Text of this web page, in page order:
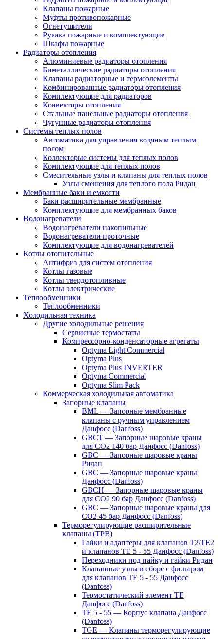
Клапаны пожарные
Муфты противопожарные
Огнетушители
Рукава пожарные и комплектующие
Шкафы пожарные
Радиаторы отопления
Алюминиевые радиаторы отопления
Биметаллические радиаторы отопления
Клапаны радиаторные и термоэлементы
Комбинированные радиаторы отопления
Комплектующие для радиаторов
Конвекторы отопления
Стальные панельные радиаторы отопления
Чугунные радиаторы отопления
Системы теплых полов
Автоматика для управления водяным теплым
полом
Коллекторые системы для теплых полов
Комплектующие для теплых полов
Смесительные узлы и клапаны для теплых полов
Узлы смешения для теплого пола Ридан
Мембранные баки и емкости
Баки расширительные мембранные
Комплектующие для мембранных баков
Водонагреватели
Водонагреватели накопильные
Водонагреватели проточные
Комплектующие для водонагревателей
Котлы отопительные
Антифриз для систем отопления
Котлы газовые
Котлы твердотопливные
Котлы электрические
Теплообменники
Теплообменники
Холодильная техника
Другие холодильные решения
Сервисные термостаты
Компрессорно-конденсаторные агрегаты
Optyma Light Commercial
Optyma Plus
Optyma Plus INVERTER
Optyma Commercial
Optyma Slim Pack
Коммерческая холодильная автоматика
Запорные клапаны
BML — Запорные мембранные
клапаны с ручным управлением
Данфосс (Danfoss)
GBCT — Запорные шаровые краны
для CO2 140 бар Данфосс (Danfoss)
GBC — Запорные шаровые краны
Ридан
GBC — Запорные шаровые краны
Данфосс (Danfoss)
GBCH — Запорные шаровые краны
для CO2 90 бар Данфосс (Danfoss)
GBC — Запорные шаровые краны для
CO2 45 бар Данфосс (Danfoss)
Терморегулирующие расширительные
клапаны (ТРВ)
Гайки и адаптеры для клапанов T2/TE2
и клапанов TE 5 - 55 Данфосс (Danfoss)
Переходники под пайку и гайки Ридан
Клапанные узлы в сборе с фильтром
для клапанов TE 5 - 55 Данфосс
(Danfoss)
Термостатический элемент TE
Данфосс (Danfoss)
TE 5 - 55 — Корпус клапана Данфосс
(Danfoss)
TGE — Клапаны терморегулирующие